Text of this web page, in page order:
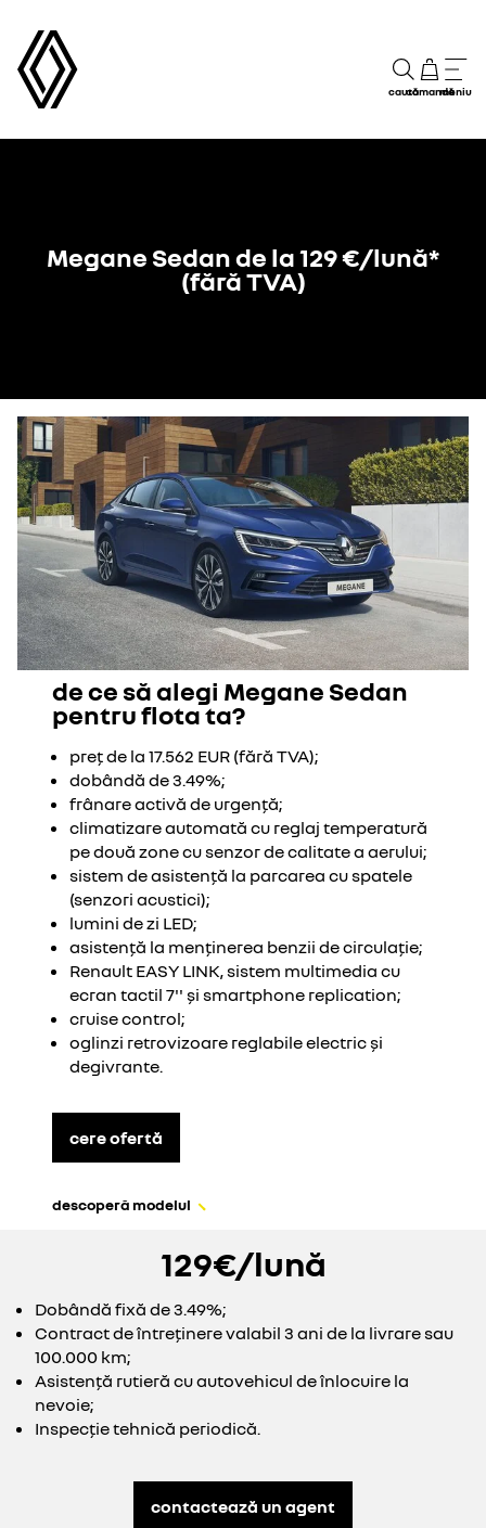
cautăcomandămeniu
Megane Sedan de la 129 €/lună*
(fără TVA)
de ce să alegi Megane Sedan
pentru flota ta?
preț de la 17.562 EUR (fără TVA);
dobândă de 3.49%;
frânare activă de urgență;
climatizare automată cu reglaj temperatură
pe două zone cu senzor de calitate a aerului;
sistem de asistență la parcarea cu spatele
(senzori acustici);
lumini de zi LED;
asistență la menținerea benzii de circulație;
Renault EASY LINK, sistem multimedia cu
ecran tactil 7'' și smartphone replication;
cruise control;
oglinzi retrovizoare reglabile electric și
degivrante.
cere ofertă
descoperă modelul
129€/lună
Dobândă fixă de 3.49%;
Contract de întreținere valabil 3 ani de la livrare sau
100.000 km;
Asistență rutieră cu autovehicul de înlocuire la
nevoie;
Inspecție tehnică periodică.
contactează un agent